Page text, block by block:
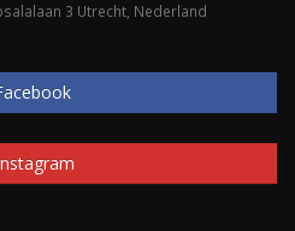
3 Utrecht, Nederland